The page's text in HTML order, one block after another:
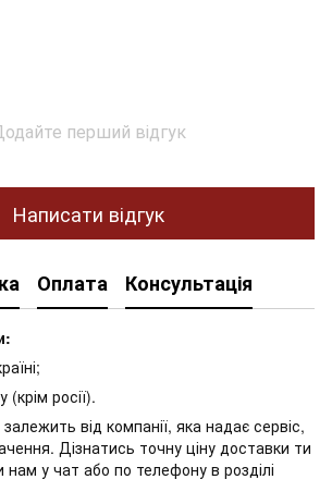
перший відгук
Написати відгук
Оплата Консультація
росії).
від компанії, яка надає сервіс,
Дізнатись точну ціну доставки ти
у чат або по телефону в розділі